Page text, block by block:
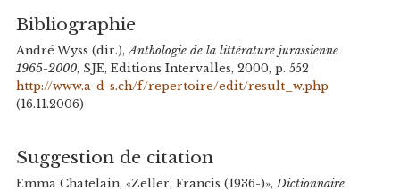
Bibliographie
André Wyss (dir.), Anthologie de la littérature jurassienne
1965-2000, SJE, Editions Intervalles, 2000, p. 552
http://www.a-d-s.ch/f/repertoire/edit/result_w.php
(16.11.2006)
Suggestion de citation
Emma Chatelain, «Zeller, Francis (1936-)»,Dictionnaire